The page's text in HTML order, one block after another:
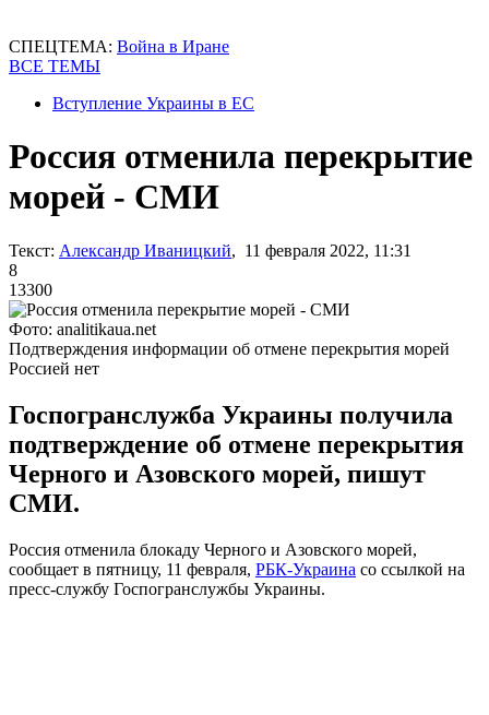
СПЕЦТЕМА: Война в Иране
ВСЕ ТЕМЫ
Вступление Украины в ЕС
Россия отменила перекрытие
морей - СМИ
Текст: Александр Иваницкий, 11 февраля 2022, 11:31
8
13300
Фото: analitikaua.net
Подтверждения информации об отмене перекрытия морей
Россией нет
Госпогранслужба Украины получила
подтверждение об отмене перекрытия
Черного и Азовского морей, пишут
СМИ.
Россия отменила блокаду Черного и Азовского морей,
сообщает в пятницу, 11 февраля, РБК-Украина со ссылкой на
пресс-службу Госпогранслужбы Украины.